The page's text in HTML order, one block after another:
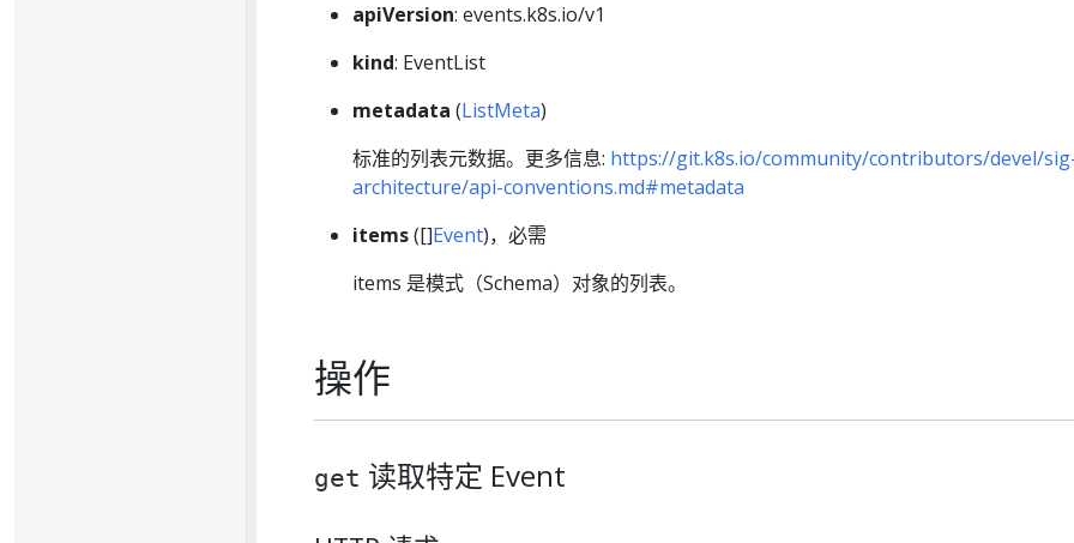
apiVersion: events.k8s.io/v1
kind: EventList
metadata (ListMeta)
标准的列表元数据。更多信息: https://git.k8s.io/community/contributors/devel/
architecture/api-conventions.md#metadata
items([]Event)，必需
items 是模式（Schema）对象的列表。
操作
get 读取特定 Event